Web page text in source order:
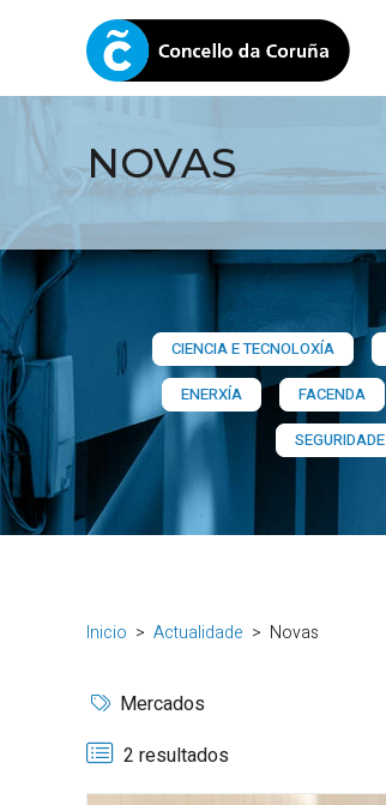
NOVAS
CIENCIA E TECNOLOXÍA
ENERXÍA
FACENDA
SEGURIDADE
Inicio Actualidade Novas
Mercados
2 resultados